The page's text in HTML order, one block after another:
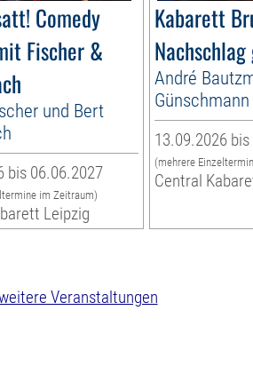
Comedy
Fischer &
und Bert
bis 06.06.2027
im Zeitraum)
Leipzig
Kabarett
André
Günschmann
13.09.2026
(mehrere
Central
Veranstaltungen